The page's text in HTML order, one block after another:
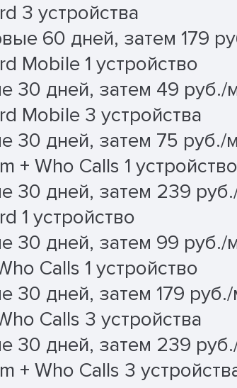
3 устройства
60 дней, затем 179
Mobile 1 устройство
30 дней, затем 49 руб./
Mobile 3 устройства
30 дней, затем 75 руб./
+ Who Calls 1 устройство
30 дней, затем 239
1 устройство
30 дней, затем 99 руб./
Calls 1 устройство
30 дней, затем 179
Calls 3 устройства
30 дней, затем 239
+ Who Calls 3